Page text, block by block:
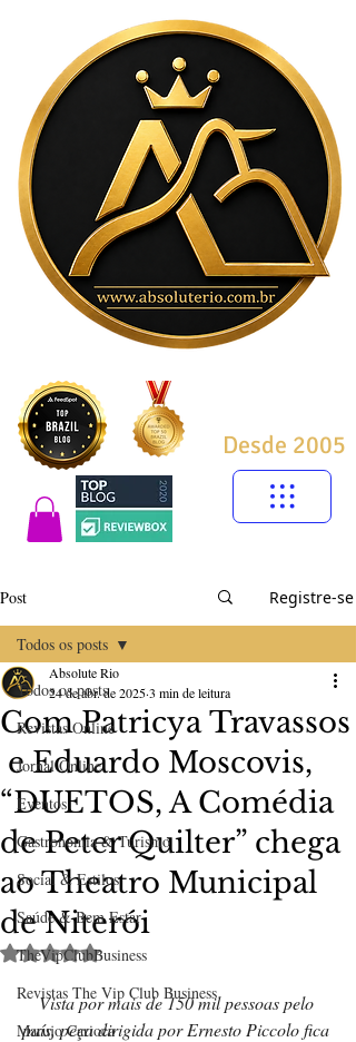
Desde 2005
Post Registre-se
Todos os posts
Revistas Online
Jornal Online
Eventos
Gastronomia & Turismo
Social & Estilos
Saúde & Bem Estar
TheVipClubBusiness
Revistas The Vip Club Business
Marujo Carioca
Todos os posts
Com Patricya Travassos
e Eduardo Moscovis,
“DUETOS, A Comédia
de Peter Quilter” chega
ao Theatro Municipal
de Niterói
Absolute Rio
24 de abr. de 20253 min de leitura
Avaliado com NaN de 5 estrelas.
Vista por mais de 150 mil pessoas pelo
país, peça dirigida por Ernesto Piccolo fica